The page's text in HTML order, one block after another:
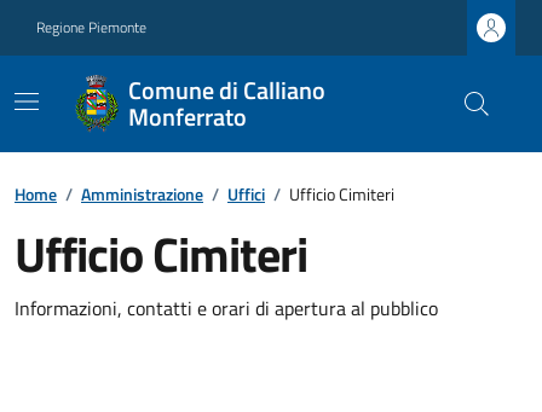
Regione Piemonte
Comune di Calliano
Monferrato
Home / Amministrazione / Uffici / Ufficio Cimiteri
Ufficio Cimiteri
Informazioni, contatti e orari di apertura al pubblico